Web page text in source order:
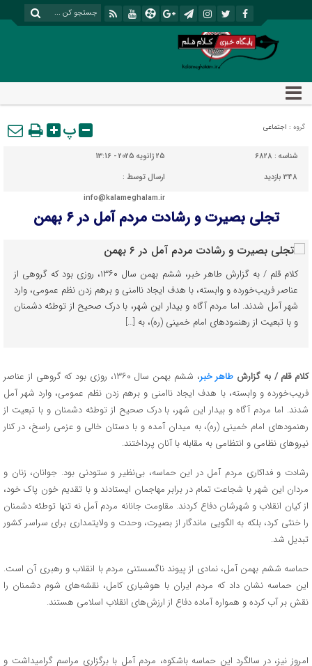
گروه : اجتماعی پ
شناسه : 6828
25 ژانویه 2025 - 13:16
348 بازدید
ارسال توسط :
info@kalameghalam.ir
تجلی بصیرت و رشادت مردم آمل‌ در ۶ بهمن
کلام قلم / به گزارش طاهر خبر، ششم بهمن سال ۱۳۶۰، روزی بود که گروهی از
عناصر فریب‌خورده و وابسته، با هدف ایجاد ناامنی و برهم زدن نظم عمومی، وارد
شهر آمل شدند. اما مردم آگاه و بیدار این شهر، با درک صحیح از توطئه دشمنان
و با تبعیت از رهنمودهای امام خمینی (ره)، به […]
کلام قلم / به گزارش طاهر خبر
، ششم بهمن سال ۱۳۶۰، روزی بود که گروهی از عناصر
فریب‌خورده و وابسته، با هدف ایجاد ناامنی و برهم زدن نظم عمومی، وارد شهر آمل
شدند. اما مردم آگاه و بیدار این شهر، با درک صحیح از توطئه دشمنان و با تبعیت از
رهنمودهای امام خمینی (ره)، به میدان آمده و با دستان خالی و عزمی راسخ، در کنار
نیروهای نظامی و انتظامی به مقابله با آنان پرداختند.
رشادت و فداکاری مردم آمل در این حماسه، بی‌نظیر و ستودنی بود. جوانان، زنان و
مردان این شهر با شجاعت تمام در برابر مهاجمان ایستادند و با تقدیم خون پاک خود،
از کیان انقلاب و شهرشان دفاع کردند. مقاومت جانانه مردم آمل نه تنها توطئه دشمنان
را خنثی کرد، بلکه به الگویی ماندگار از بصیرت، وحدت و ولایتمداری برای سراسر کشور
تبدیل شد.
حماسه ششم بهمن آمل، نمادی از پیوند ناگسستنی مردم با انقلاب و رهبری آن است.
این حماسه نشان داد که مردم ایران با هوشیاری کامل، نقشه‌های شوم دشمنان را
نقش بر آب کرده و همواره آماده دفاع از ارزش‌های انقلاب اسلامی هستند.
امروز نیز، در سالگرد این حماسه باشکوه، مردم آمل با برگزاری مراسم گرامیداشت و